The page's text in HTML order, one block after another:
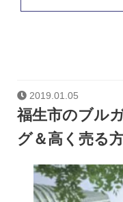
2019.01.05
福生市のブル
グ＆高く売る